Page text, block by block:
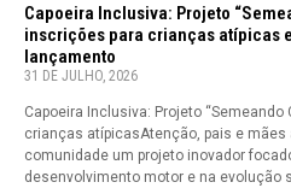
Capoeira Inclusiva: Projeto
inscrições para crianças atípicas
lançamento
31 DE JULHO, 2026
Capoeira Inclusiva: Projeto “Semeando
crianças atípicasAtenção, pais e mães
comunidade um projeto inovador
desenvolvimento motor e na evolução